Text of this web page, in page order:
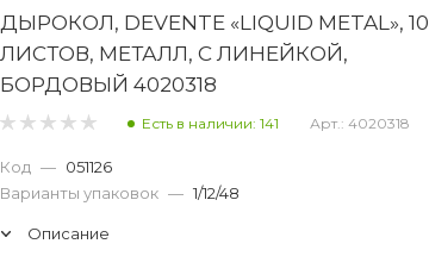
ДЫРОКОЛ, DEVENTE «LIQUID METAL», 10
ЛИСТОВ, МЕТАЛЛ, С ЛИНЕЙКОЙ,
БОРДОВЫЙ 4020318
Есть в наличии: 141 Арт.: 4020318
Код — 051126
Варианты упаковок — 1/12/48
Описание